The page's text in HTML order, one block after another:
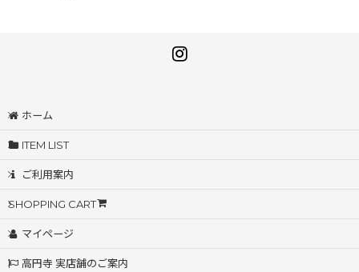
ホーム
ITEM LIST
ご利用案内
SHOPPING CART
マイページ
高円寺 実店舗のご案内